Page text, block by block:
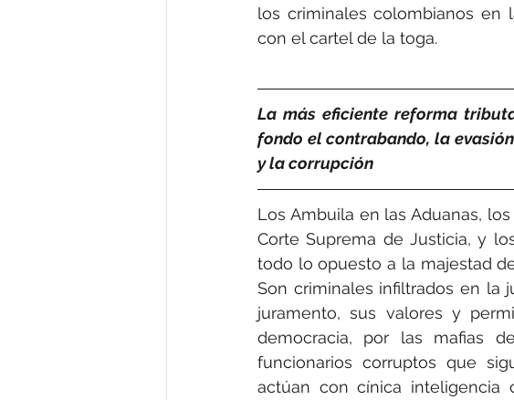
los criminales colombianos en
con el cartel de la toga.
La más eficiente reforma
fondo el contrabando, la
y la corrupción
Los Ambuila en las Aduanas,
Corte Suprema de Justicia, y
todo lo opuesto a la majestad
Son criminales infiltrados en la
juramento, sus valores y
democracia, por las mafias
funcionarios corruptos que
actúan con cínica inteligencia